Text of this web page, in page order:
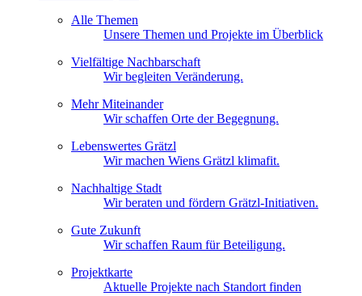
Alle Themen
Unsere Themen und Projekte im Überblick
Vielfältige Nachbarschaft
Wir begleiten Veränderung.
Mehr Miteinander
Wir schaffen Orte der Begegnung.
Lebenswertes Grätzl
Wir machen Wiens Grätzl klimafit.
Nachhaltige Stadt
Wir beraten und fördern Grätzl-Initiativen.
Gute Zukunft
Wir schaffen Raum für Beteiligung.
Projektkarte
Aktuelle Projekte nach Standort finden